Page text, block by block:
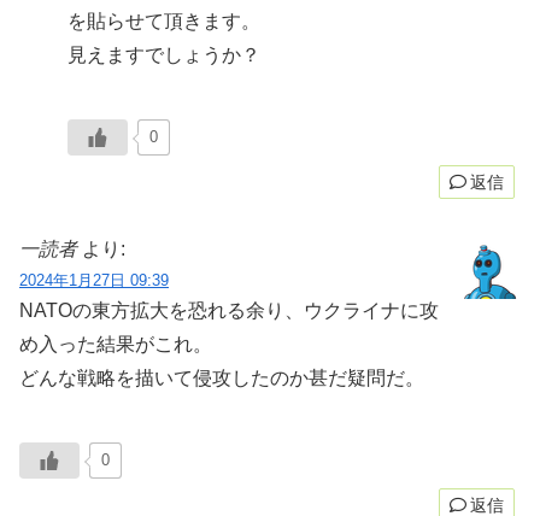
を貼らせて頂きます。
見えますでしょうか？
0
返信
一読者 より:
2024年1月27日 09:39
NATOの東方拡大を恐れる余り、ウクライナに攻
め入った結果がこれ。
どんな戦略を描いて侵攻したのか甚だ疑問だ。
0
返信